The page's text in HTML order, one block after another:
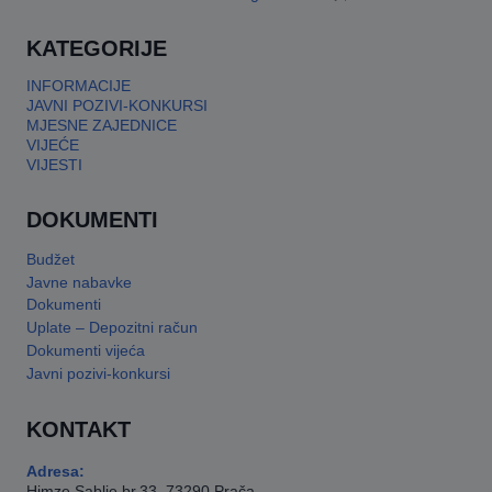
KATEGORIJE
INFORMACIJE
JAVNI POZIVI-KONKURSI
MJESNE ZAJEDNICE
VIJEĆE
VIJESTI
DOKUMENTI
Budžet
Javne nabavke
Dokumenti
Uplate – Depozitni račun
Dokumenti vijeća
Javni pozivi-konkursi
KONTAKT
Adresa: